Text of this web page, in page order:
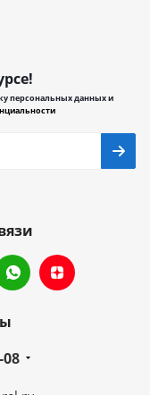
персональных данных и
08